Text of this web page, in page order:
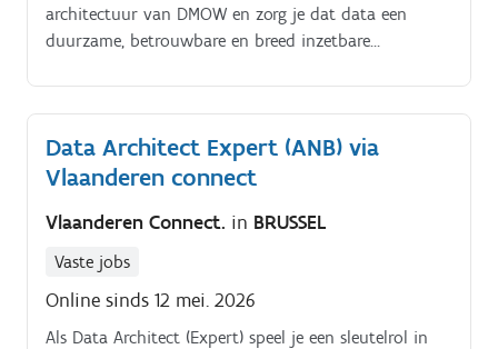
architectuur van DMOW en zorg je dat data een
duurzame, betrouwbare en breed inzetbare
doelstellingen en businessnoden naar een
samenhangend data architecturaal kader met
concrete modellen, richtlijnen en standaarden.
Data Architect Expert (ANB) via
Vlaanderen connect
Vlaanderen Connect. in BRUSSEL
Vaste jobs
Online sinds 12 mei. 2026
Als Data Architect (Expert) speel je een sleutelrol in